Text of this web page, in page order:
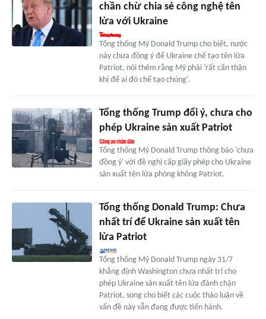
chần chừ chia sẻ công nghệ tên
lửa với Ukraine
Tổng thống Mỹ Donald Trump cho biết, nước
này chưa đồng ý để Ukraine chế tạo tên lửa
Patriot, nói thêm rằng Mỹ phải 'rất cẩn thận
khi để ai đó chế tạo chúng'.
Tổng thống Trump đổi ý, chưa cho
phép Ukraine sản xuất Patriot
Tổng thống Mỹ Donald Trump thông báo 'chưa
đồng ý' với đề nghị cấp giấy phép cho Ukraine
sản xuất tên lửa phòng không Patriot.
Tổng thống Donald Trump: Chưa
nhất trí để Ukraine sản xuất tên
lửa Patriot
Tổng thống Mỹ Donald Trump ngày 31/7
khẳng định Washington chưa nhất trí cho
phép Ukraine sản xuất tên lửa đánh chặn
Patriot, song cho biết các cuộc thảo luận về
vấn đề này vẫn đang được tiến hành.